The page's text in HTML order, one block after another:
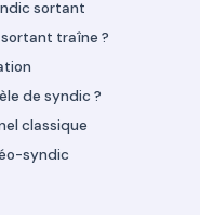
sortant
traîne ?
de syndic ?
classique
syndic